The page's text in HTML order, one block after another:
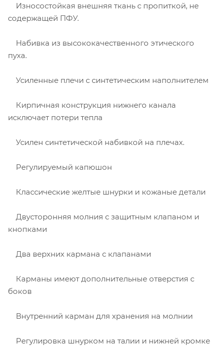
Износостойкая внешняя ткань с пропиткой, не
содержащей ПФУ.
Набивка из высококачественного этического
пуха.
Усиленные плечи с синтетическим наполнителем
Кирпичная конструкция нижнего канала
исключает потери тепла
Усилен синтетической набивкой на плечах.
Регулируемый капюшон
Классические желтые шнурки и кожаные детали
Двусторонняя молния с защитным клапаном и
кнопками
Два верхних кармана с клапанами
Карманы имеют дополнительные отверстия с
боков
Внутренний карман для хранения на молнии
Регулировка шнурком на талии и нижней кромке